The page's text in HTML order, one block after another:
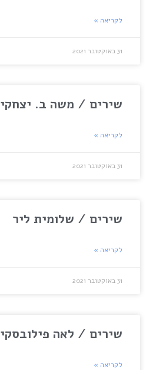
לקריאה »
31 באוקטובר 2021
שירים / משה ב. יצחקי
לקריאה »
31 באוקטובר 2021
שירים / שלומית ליר
לקריאה »
31 באוקטובר 2021
שירים / לאה פילובסקי
לקריאה »